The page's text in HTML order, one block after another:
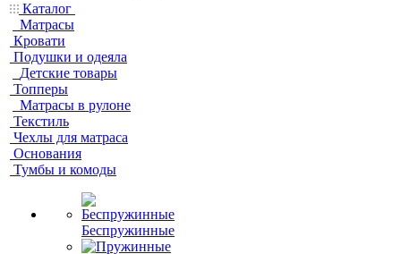
Каталог
Матрасы
Кровати
Подушки и одеяла
Детские товары
Топперы
Матрасы в рулоне
Текстиль
Чехлы для матраса
Основания
Тумбы и комоды
Беспружинные